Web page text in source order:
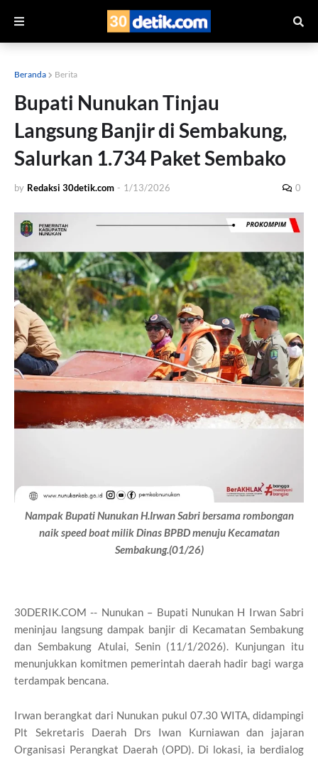
Beranda Berita
Bupati Nunukan Tinjau
Langsung Banjir di Sembakung,
Salurkan 1.734 Paket Sembako
by Redaksi 30detik.com - 1/13/2026 0
Nampak Bupati Nunukan H.Irwan Sabri bersama rombongan
naik speed boat milik Dinas BPBD menuju Kecamatan
Sembakung.(01/26)
30DERIK.COM -- Nunukan – Bupati Nunukan H Irwan Sabri
meninjau langsung dampak banjir di Kecamatan Sembakung
dan Sembakung Atulai, Senin (11/1/2026). Kunjungan itu
menunjukkan komitmen pemerintah daerah hadir bagi warga
terdampak bencana.
Irwan berangkat dari Nunukan pukul 07.30 WITA, didampingi
Plt Sekretaris Daerah Drs Iwan Kurniawan dan jajaran
Organisasi Perangkat Daerah (OPD). Di lokasi, ia berdialog